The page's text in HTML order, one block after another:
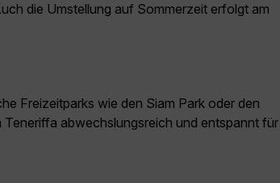
die Umstellung auf Sommerzeit erfolgt am
Freizeitparks wie den Siam Park oder den
abwechslungsreich und entspannt für